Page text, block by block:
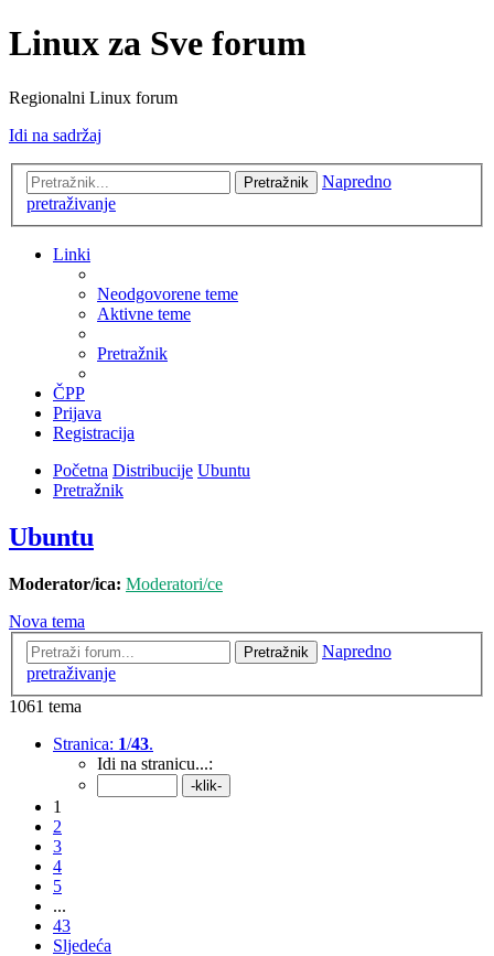
Linux za Sve forum
Regionalni Linux forum
Idi na sadržaj
Pretražnik
Napredno
pretraživanje
Linki
Neodgovorene teme
Aktivne teme
Pretražnik
ČPP
Prijava
Registracija
Početna Distribucije Ubuntu
Pretražnik
Ubuntu
Moderator/ica: Moderatori/ce
Nova tema
Pretražnik
Napredno
pretraživanje
1061 tema
Stranica: 1/43.
Idi na stranicu...:
1
2
3
4
5
...
43
Sljedeća